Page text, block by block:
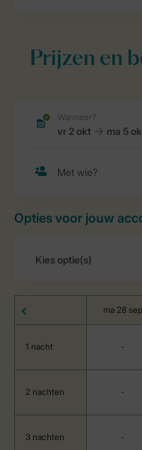
Prijzen en
Opties voor jouw
ma 28 sep
1 nacht -
2 nachten -
3 nachten -